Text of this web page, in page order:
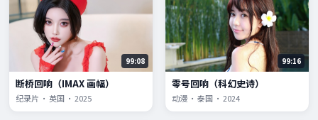
99:08
断桥回响（IMAX 画幅）
纪录片 · 英国 · 2025
99:16
零号回响（科幻史诗）
动漫 · 泰国 · 2024